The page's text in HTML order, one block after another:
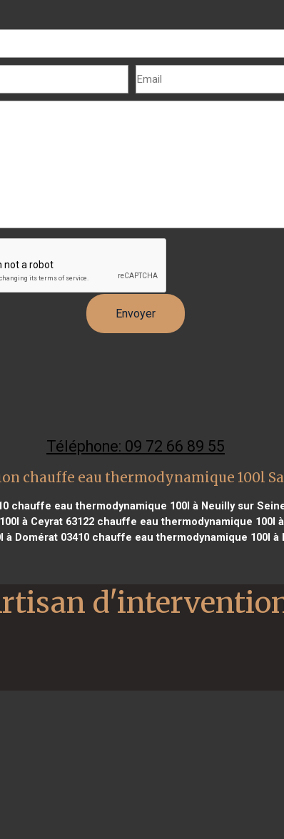
Téléphone: 09 72 66 89 55
chauffe eau thermodynamique 100l
chauffe eau thermodynamique 100l à Neuilly sur
à Ceyrat 63122 chauffe eau thermodynamique 100l
à Domérat 03410 chauffe eau thermodynamique 100l à